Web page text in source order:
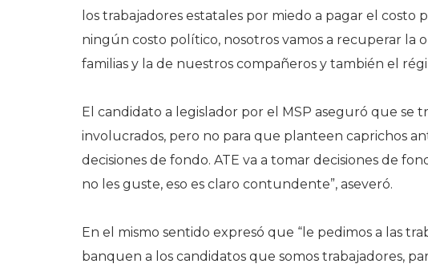
los trabajadores estatales por miedo a pagar el costo
ningún costo político, nosotros vamos a recuperar la
familias y la de nuestros compañeros y también el
El candidato a legislador por el MSP aseguró que se
involucrados, pero no para que planteen caprichos
decisiones de fondo. ATE va a tomar decisiones de
no les guste, eso es claro contundente”, aseveró.
En el mismo sentido expresó que “le pedimos a las
banquen a los candidatos que somos trabajadores,